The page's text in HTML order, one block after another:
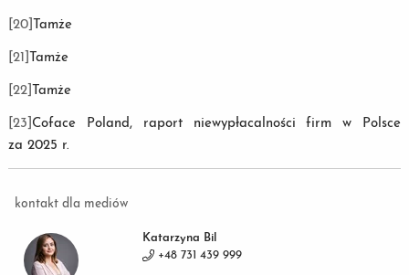
[20] Tamże
[21] Tamże
[22] Tamże
[23] Coface Poland, raport niewypłacalności firm w Polsce
za 2025 r.
kontakt dla mediów
Katarzyna Bil
+48 731 439 999